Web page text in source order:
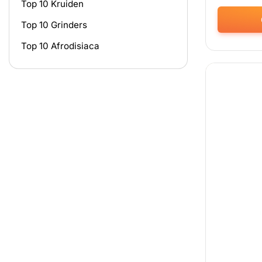
Top 10 Kruiden
Top 10 Grinders
Top 10 Afrodisiaca
Dit
product
heeft